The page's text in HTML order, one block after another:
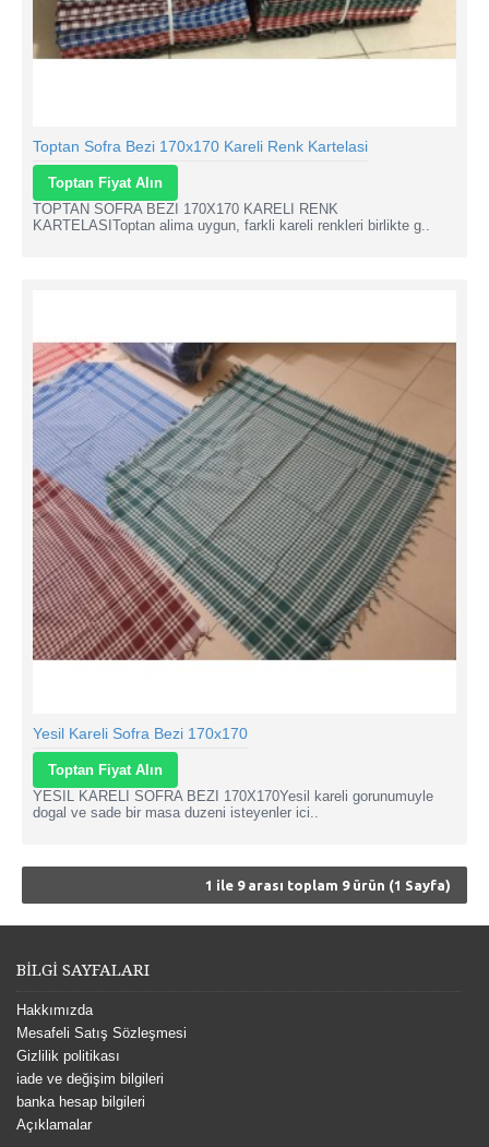
Toptan Sofra Bezi 170x170 Kareli Renk Kartelasi
Toptan Fiyat Alın
TOPTAN SOFRA BEZI 170X170 KARELI RENK
KARTELASIToptan alima uygun, farkli kareli renkleri birlikte g..
Yesil Kareli Sofra Bezi 170x170
Toptan Fiyat Alın
YESIL KARELI SOFRA BEZI 170X170Yesil kareli gorunumuyle
dogal ve sade bir masa duzeni isteyenler ici..
1 ile 9 arası toplam 9 ürün (1 Sayfa)
BİLGİ SAYFALARI
Hakkımızda
Mesafeli Satış Sözleşmesi
Gizlilik politikası
iade ve değişim bilgileri
banka hesap bilgileri
Açıklamalar